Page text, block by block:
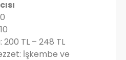
200 TL – 248 TL
İşkembe ve